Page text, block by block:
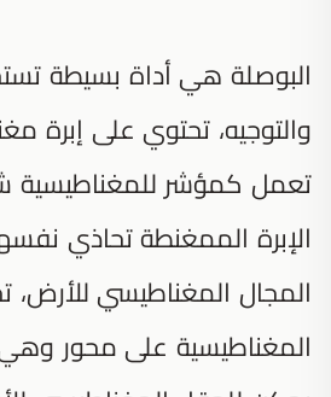
البوصلة هي أداة بسيطة
والتوجيه، تحتوي على إبرة
تعمل كمؤشر للمغناطيسية
الإبرة الممغنطة تحاذي
المجال المغناطيسي للأرض،
المغناطيسية على محور